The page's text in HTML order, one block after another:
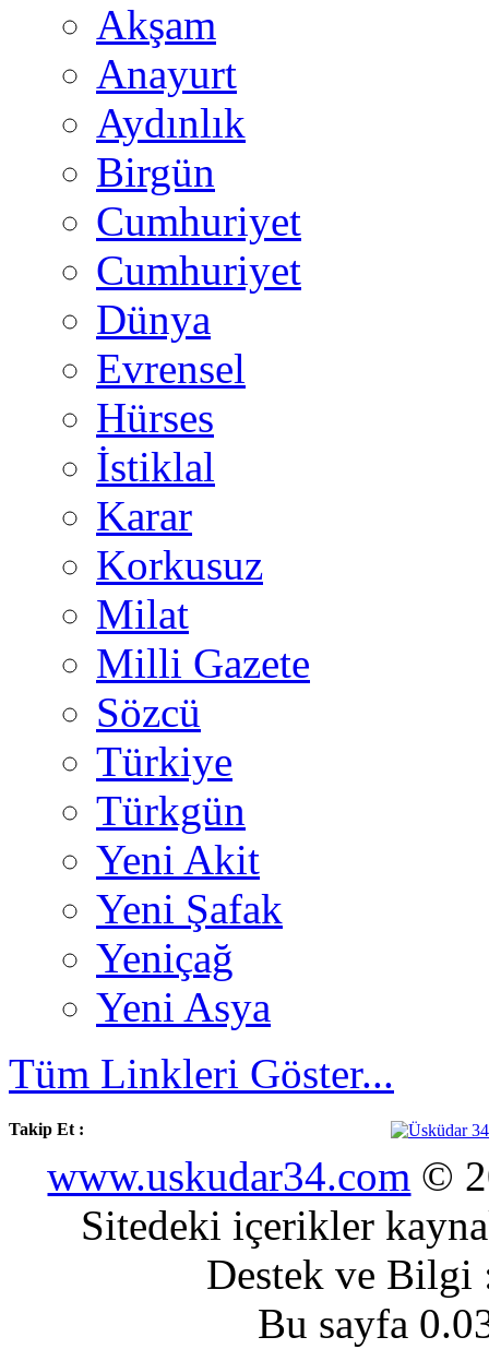
Akşam
Anayurt
Aydınlık
Birgün
Cumhuriyet
Cumhuriyet
Dünya
Evrensel
Hürses
İstiklal
Karar
Korkusuz
Milat
Milli Gazete
Sözcü
Türkiye
Türkgün
Yeni Akit
Yeni Şafak
Yeniçağ
Yeni Asya
Tüm Linkleri Göster...
Takip Et :
www.uskudar34.com ©
Sitedeki içerikler
Destek ve
Bu sayfa